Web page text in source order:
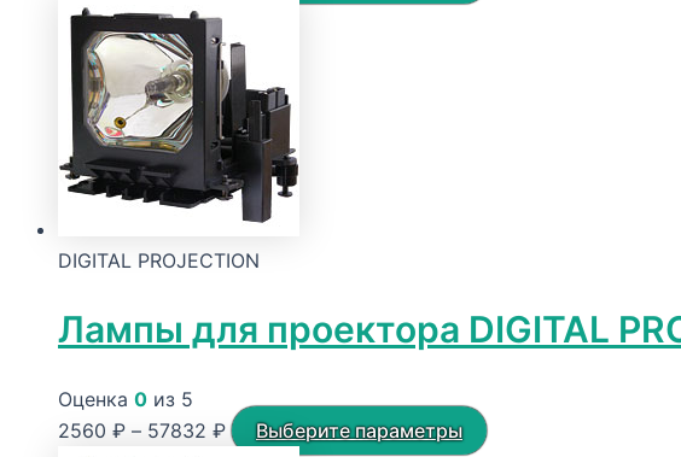
2560 ₽
–
30825 ₽
DIGITAL PROJECTION
Лампы для проектора DIGITAL
Оценка 0 из 5
2560 ₽ – 57832 ₽Диапазон
Выберите параметры
Этот